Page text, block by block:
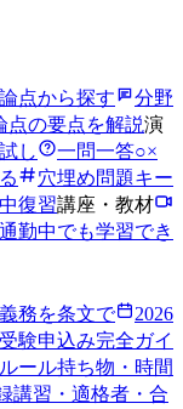
点から探す
分野
点の要点を解説演
し 一問一答○×
穴埋め問題キー
復習講座・教材
通勤中でも学習でき
務を条文で
2026
受験申込み完全ガイ
ール持ち物・時間
講習・適格者・合